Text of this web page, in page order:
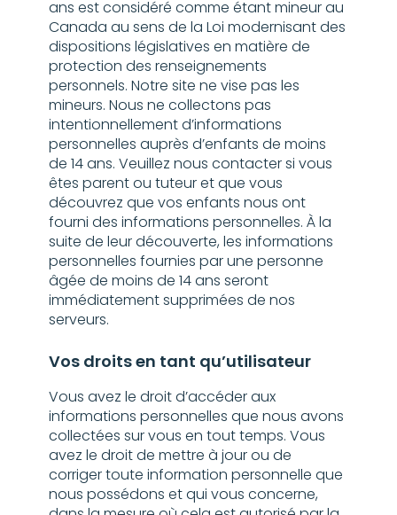
ans est considéré comme étant mineur au
Canada au sens de la Loi modernisant des
dispositions législatives en matière de
protection des renseignements
personnels. Notre site ne vise pas les
mineurs. Nous ne collectons pas
intentionnellement d’informations
personnelles auprès d’enfants de moins
de 14 ans. Veuillez nous contacter si vous
êtes parent ou tuteur et que vous
découvrez que vos enfants nous ont
fourni des informations personnelles. À la
suite de leur découverte, les informations
personnelles fournies par une personne
âgée de moins de 14 ans seront
immédiatement supprimées de nos
serveurs.
Vos droits en tant qu’utilisateur
Vous avez le droit d’accéder aux
informations personnelles que nous avons
collectées sur vous en tout temps. Vous
avez le droit de mettre à jour ou de
corriger toute information personnelle que
nous possédons et qui vous concerne,